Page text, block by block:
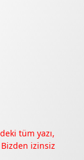
tüm yazı,
izinsiz